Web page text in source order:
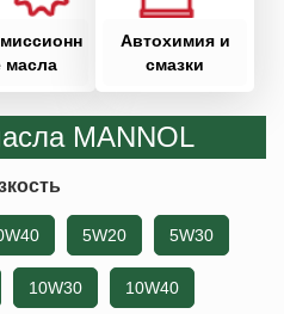
масла
Автохимия и
смазки
MANNOL
5W20 5W30
10W30 10W40